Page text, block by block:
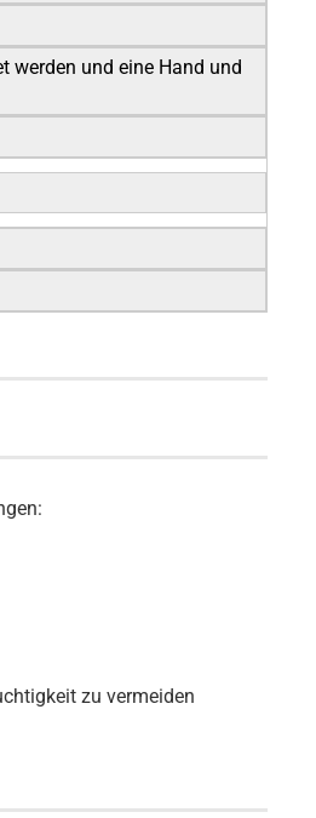
werden und eine Hand und
zu vermeiden